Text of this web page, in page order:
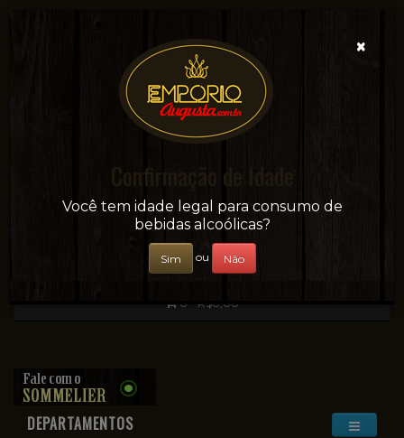
Sua conveniência e adega on-line!
0 - R$0,00
DEPARTAMENTOS
×
Confirmação de Idade
Você tem idade legal para consumo de
bebidas alcoólicas?
Sim ou Não